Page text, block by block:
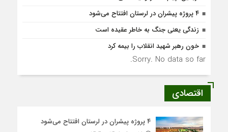
۴ پروژه پیشران در لرستان افتتاح می‌شود
زندگی یعنی جنگ به‌ خاطر عقیده است
خون رهبر شهید انقلاب را بیمه کرد
Sorry. No data so far.
اقتصادی
۴ پروژه پیشران در لرستان افتتاح می‌شود